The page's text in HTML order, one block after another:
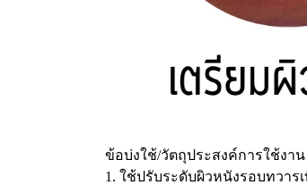
ข้อบ่งใช้/วัตถุประสงค์การใช้งาน
1. ใช้ปรับระดับผิวหนังรอบทวา